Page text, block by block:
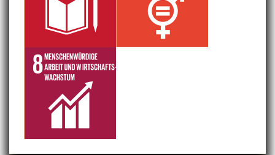
Klimagerechtigkeit
Geschlechtergerechtigkeit
Inklusion